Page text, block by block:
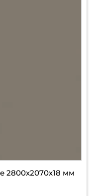
2800х2070х18 мм